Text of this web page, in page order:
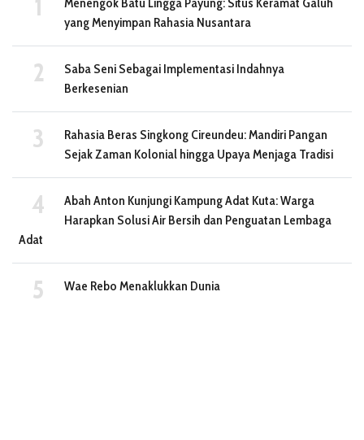
yang Menyimpan Rahasia Nusantara
Saba Seni Sebagai Implementasi Indahnya
Berkesenian
Rahasia Beras Singkong Cireundeu: Mandiri Pangan
Sejak Zaman Kolonial hingga Upaya Menjaga Tradisi
Abah Anton Kunjungi Kampung Adat Kuta: Warga
Harapkan Solusi Air Bersih dan Penguatan Lembaga
Adat
Wae Rebo Menaklukkan Dunia